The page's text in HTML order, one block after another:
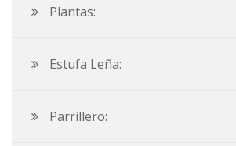
Plantas:
Estufa Leña:
Parrillero: